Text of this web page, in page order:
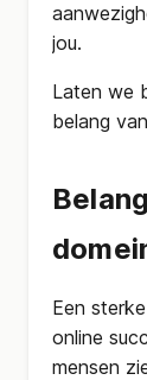
jou.
Laten we
belang
Een
online
mensen